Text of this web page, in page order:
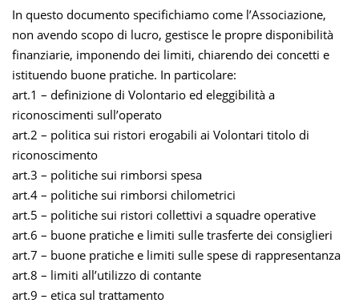
In questo documento specifichiamo come l’Associazione,
non avendo scopo di lucro, gestisce le propre disponibilità
finanziarie, imponendo dei limiti, chiarendo dei concetti e
istituendo buone pratiche. In particolare:
art.1 – definizione di Volontario ed eleggibilità a
riconoscimenti sull’operato
art.2 – politica sui ristori erogabili ai Volontari titolo di
riconoscimento
art.3 – politiche sui rimborsi spesa
art.4 – politiche sui rimborsi chilometrici
art.5 – politiche sui ristori collettivi a squadre operative
art.6 – buone pratiche e limiti sulle trasferte dei consiglieri
art.7 – buone pratiche e limiti sulle spese di rappresentanza
art.8 – limiti all’utilizzo di contante
art.9 – etica sul trattamento